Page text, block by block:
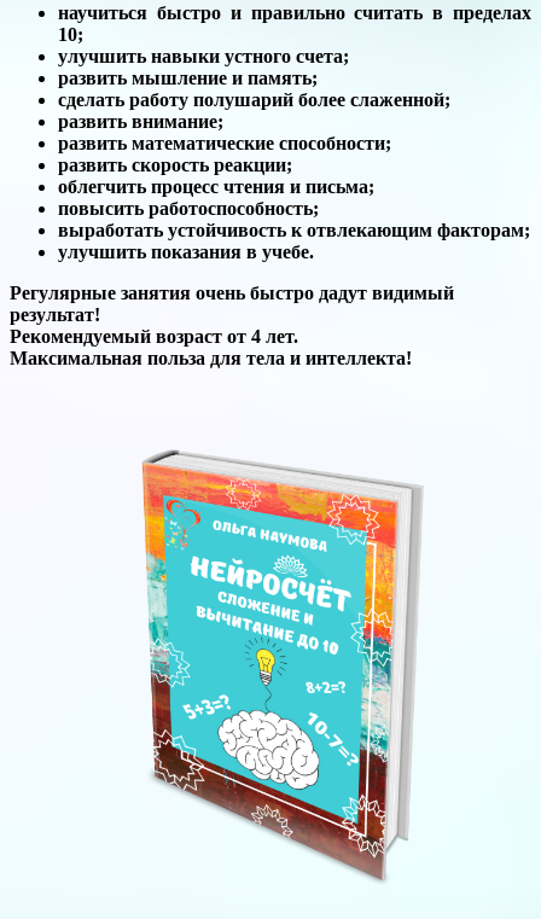
научиться быстро и правильно считать в пределах
10;
улучшить навыки устного счета;
развить мышление и память;
сделать работу полушарий более слаженной;
развить внимание;
развить математические способности;
развить скорость реакции;
облегчить процесс чтения и письма;
повысить работоспособность;
выработать устойчивость к отвлекающим факторам;
улучшить показания в учебе.
Регулярные занятия очень быстро дадут видимый
результат!
Рекомендуемый возраст от 4 лет.
Максимальная польза для тела и интеллекта!